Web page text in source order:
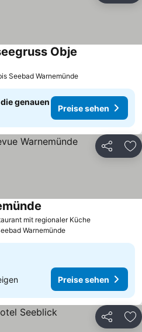
Obje
Seebad Warnemünde
genauen
Preise sehen
Teilen
mit regionaler Küche
Warnemünde
Preise sehen
Teilen